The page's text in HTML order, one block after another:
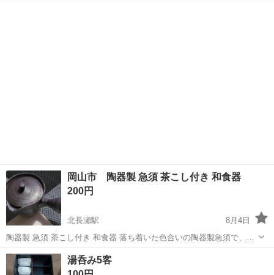
岡山市 陶器製 急須 茶こし付き 和食器
200円
北長瀬駅
8月4日
陶器製 急須 茶こし付き 和食器 落ち着いた色合いの陶器製急須で、取
り外し可能なステンレス製茶こしが付属しています。 横手急須 ご覧い
ただきありがとうございます。
岡山 岡山市 北長瀬駅
湯呑み5客